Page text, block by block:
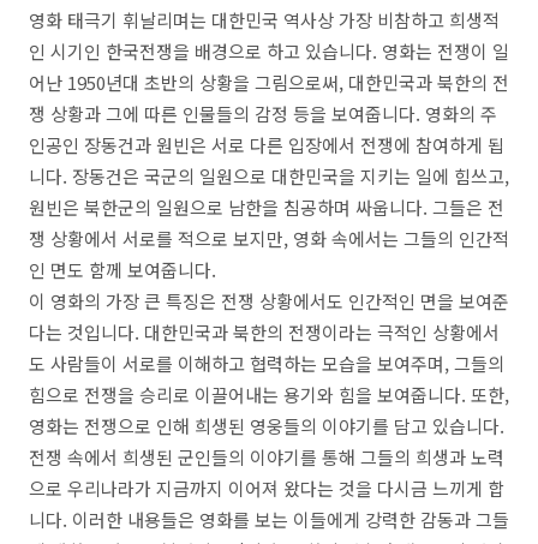
영화 태극기 휘날리며는 대한민국 역사상 가장 비참하고 희생적
인 시기인 한국전쟁을 배경으로 하고 있습니다. 영화는 전쟁이 일
어난 1950년대 초반의 상황을 그림으로써, 대한민국과 북한의 전
쟁 상황과 그에 따른 인물들의 감정 등을 보여줍니다. 영화의 주
인공인 장동건과 원빈은 서로 다른 입장에서 전쟁에 참여하게 됩
니다. 장동건은 국군의 일원으로 대한민국을 지키는 일에 힘쓰고,
원빈은 북한군의 일원으로 남한을 침공하며 싸웁니다. 그들은 전
쟁 상황에서 서로를 적으로 보지만, 영화 속에서는 그들의 인간적
인 면도 함께 보여줍니다.
이 영화의 가장 큰 특징은 전쟁 상황에서도 인간적인 면을 보여준
다는 것입니다. 대한민국과 북한의 전쟁이라는 극적인 상황에서
도 사람들이 서로를 이해하고 협력하는 모습을 보여주며, 그들의
힘으로 전쟁을 승리로 이끌어내는 용기와 힘을 보여줍니다. 또한,
영화는 전쟁으로 인해 희생된 영웅들의 이야기를 담고 있습니다.
전쟁 속에서 희생된 군인들의 이야기를 통해 그들의 희생과 노력
으로 우리나라가 지금까지 이어져 왔다는 것을 다시금 느끼게 합
니다. 이러한 내용들은 영화를 보는 이들에게 강력한 감동과 그들